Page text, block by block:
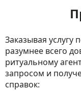
Заказывая услугу
разумнее всего
ритуальному
запросом и
справок: